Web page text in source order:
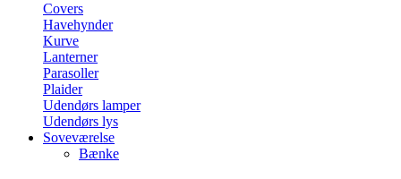
Covers
Havehynder
Kurve
Lanterner
Parasoller
Plaider
Udendørs lamper
Udendørs lys
Soveværelse
Bænke